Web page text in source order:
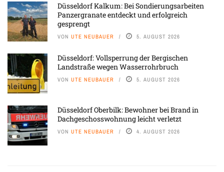
Düsseldorf Kalkum: Bei Sondierungsarbeiten
Panzergranate entdeckt und erfolgreich
gesprengt
VON UTE NEUBAUER 5. AUGUST 2026
Düsseldorf: Vollsperrung der Bergischen
Landstraße wegen Wasserrohrbruch
VON UTE NEUBAUER 5. AUGUST 2026
Düsseldorf Oberbilk: Bewohner bei Brand in
Dachgeschosswohnung leicht verletzt
VON UTE NEUBAUER 4. AUGUST 2026